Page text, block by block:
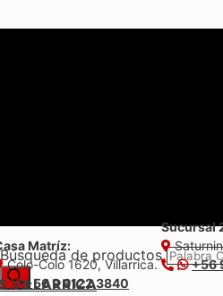
Búsqueda de productos
Matríz:
Colo-Colo 1620, Villarrica.
+56 9 6122 3840
Sucursal
+56